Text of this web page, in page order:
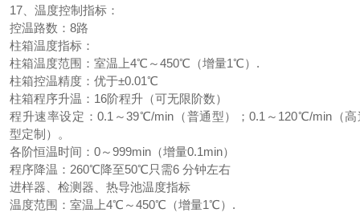
17、温度控制指标：
控温路数：8路
柱箱温度指标：
柱箱温度范围：室温上4℃～450℃（增量1℃）.
柱箱控温精度：优于±0.01℃
柱箱程序升温：16阶程升（可无限阶数）
程升速率设定：0.1～39℃/min（普通型）；0.1～120℃/min（高
型定制）。
各阶恒温时间：0～999min（增量0.1min）
程序降温：260℃降至50℃只需6 分钟左右
进样器、检测器、热导池温度指标
温度范围：室温上4℃～450℃（增量1℃）.